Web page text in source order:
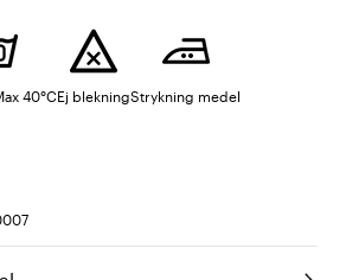
40°CEj blekningStrykning medel